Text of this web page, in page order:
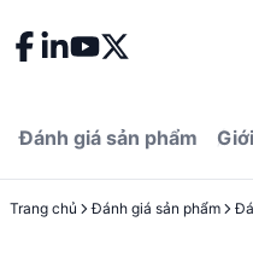
Đánh giá sản phẩm
Trang chủ Đánh giá sản phẩm